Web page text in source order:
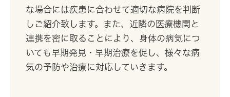
な場合には疾患に合わせて適切な病院を判断
しご紹介致します。また、近隣の医療機関と
連携を密に取ることにより、身体の病気につ
いても早期発見・早期治療を促し、様々な病
気の予防や治療に対応していきます。